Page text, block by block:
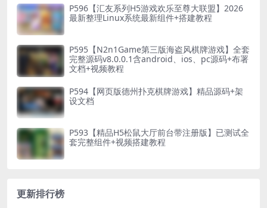
P596【汇友系列H5游戏欢乐至尊大联盟】2026
最新整理Linux系统最新组件+搭建教程
P595【N2n1Game第三版海盗风棋牌游戏】全套
完整源码v8.0.0.1含android、ios、pc源码+布署
文档+视频教程
P594【网页版德州扑克棋牌游戏】精品源码+架
设文档
P593【精品H5松鼠大厅前台带注册版】已测试全
套完整组件+视频搭建教程
更新排行榜